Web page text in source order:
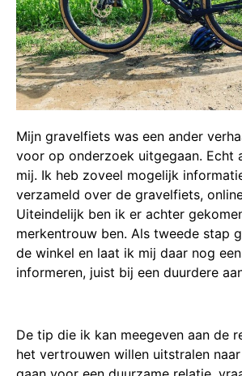
Mijn gravelfiets was een ander
voor op onderzoek uitgegaan. Echt
mij. Ik heb zoveel mogelijk
verzameld over de gravelfiets,
Uiteindelijk ben ik er achter
merkentrouw ben. Als tweede stap
de winkel en laat ik mij daar nog
informeren, juist bij een duurdere
De tip die ik kan meegeven aan de
het vertrouwen willen uitstralen